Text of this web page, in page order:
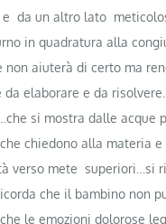
da un altro lato
in quadratura alla
non aiuterà di certo ma
elaborare e da
si mostra dalle acque
chiedono alla materia
verso mete superiori…si
che il bambino non
le emozioni dolorose